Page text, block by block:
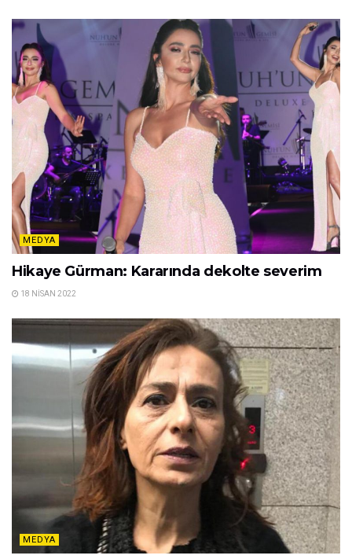
MEDYA
Hikaye Gürman: Kararında dekolte severim
18 NISAN 2022
MEDYA